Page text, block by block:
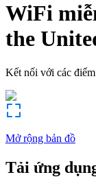
WiFi
the
Kết nối với các
Mở rộng bản đồ
Tải ứng